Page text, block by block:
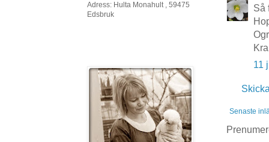
Så
11
Senaste
Adress: Hulta Monahult , 59475
Edsbruk